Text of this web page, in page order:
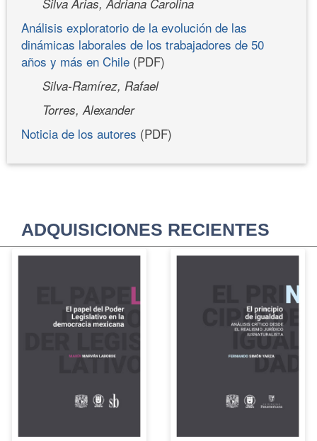
Análisis exploratorio de la evolución de las
dinámicas laborales de los trabajadores de 50
años y más en Chile (PDF)
Silva-Ramírez, Rafael
Torres, Alexander
Noticia de los autores (PDF)
ADQUISICIONES RECIENTES